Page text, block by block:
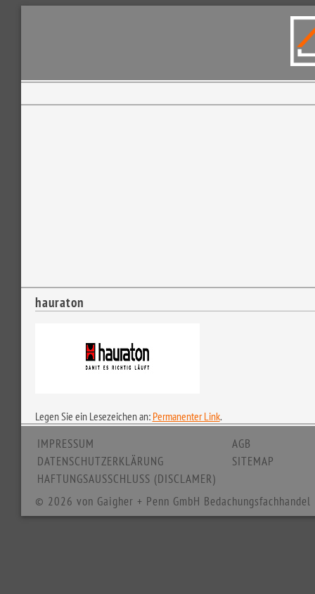
hauraton
Legen Sie ein Lesezeichen an: Permanenter Link.
IMPRESSUM
DATENSCHUTZERKLÄRUNG
HAFTUNGSAUSSCHLUSS (DISCLAMER)
AGB
SITEMAP
© 2026 von Gaigher + Penn GmbH Bedachungsfachhandel